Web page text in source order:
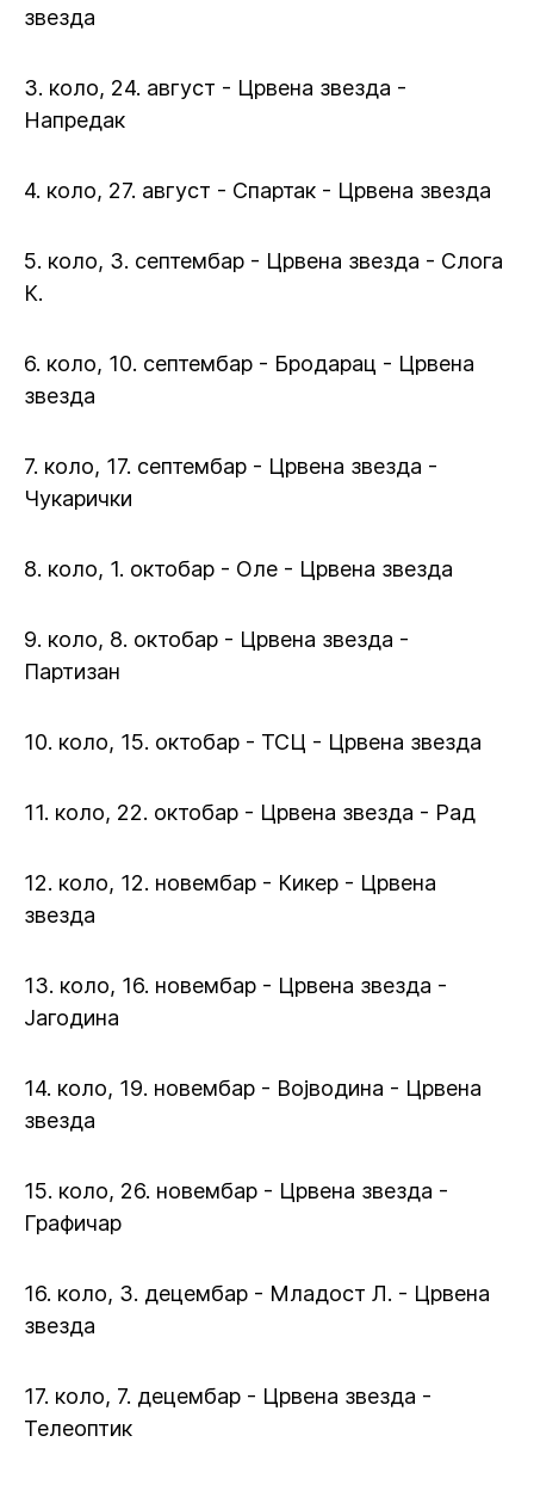
звезда
3. коло, 24. август - Црвена звезда -
Напредак
4. коло, 27. август - Спартак - Црвена звезда
5. коло, 3. септембар - Црвена звезда - Слога
К.
6. коло, 10. септембар - Бродарац - Црвена
звезда
7. коло, 17. септембар - Црвена звезда -
Чукарички
8. коло, 1. октобар - Оле - Црвена звезда
9. коло, 8. октобар - Црвена звезда -
Партизан
10. коло, 15. октобар - ТСЦ - Црвена звезда
11. коло, 22. октобар - Црвена звезда - Рад
12. коло, 12. новембар - Кикер - Црвена
звезда
13. коло, 16. новембар - Црвена звезда -
Јагодина
14. коло, 19. новембар - Војводина - Црвена
звезда
15. коло, 26. новембар - Црвена звезда -
Графичар
16. коло, 3. децембар - Младост Л. - Црвена
звезда
17. коло, 7. децембар - Црвена звезда -
Телеоптик